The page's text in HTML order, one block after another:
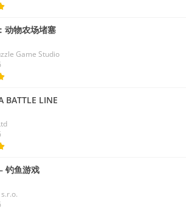
动物农场堵塞
Game Studio
BATTLE LINE
钓鱼游戏